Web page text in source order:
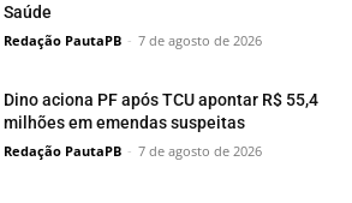
Saúde
Redação PautaPB - 7 de agosto de 2026
Dino aciona PF após TCU apontar R$ 55,4
milhões em emendas suspeitas
Redação PautaPB - 7 de agosto de 2026